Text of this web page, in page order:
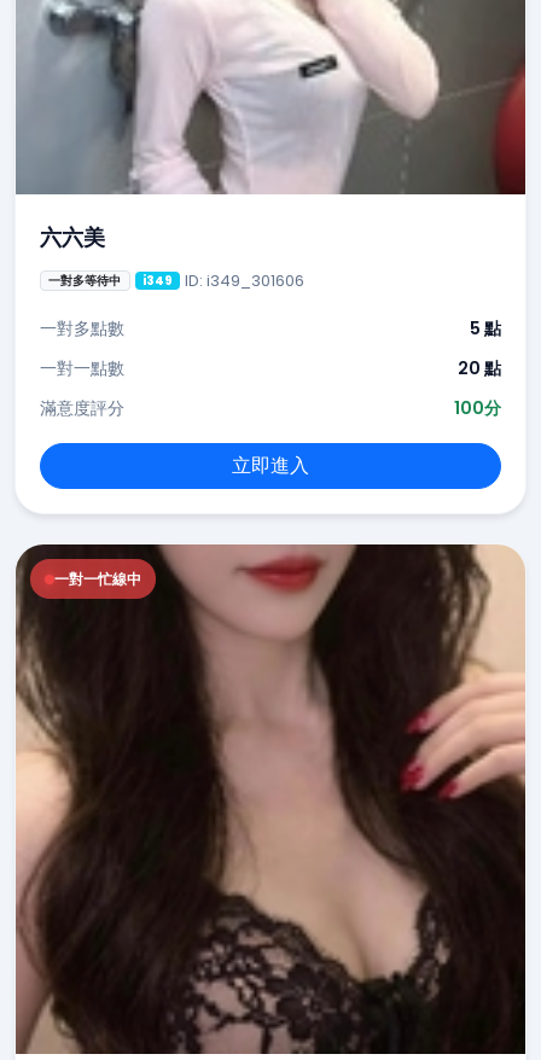
六六美
一對多等待中 i349 ID: i349_301606
一對多點數
5 點
一對一點數
20 點
滿意度評分
100分
立即進入
一對一忙線中